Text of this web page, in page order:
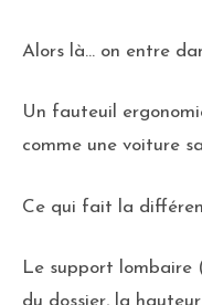
Alors là… on entre
Un fauteuil
comme une voiture
Ce qui fait la
Le support lombaire